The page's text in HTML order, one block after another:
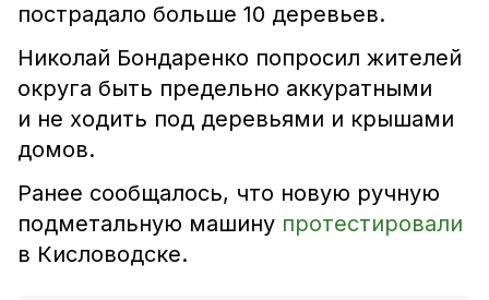
пострадало больше 10 деревьев.
Николай Бондаренко попросил жителей
округа быть предельно аккуратными
и не ходить под деревьями и крышами
домов.
Ранее сообщалось, что новую ручную
подметальную машину протестировали
в Кисловодске.